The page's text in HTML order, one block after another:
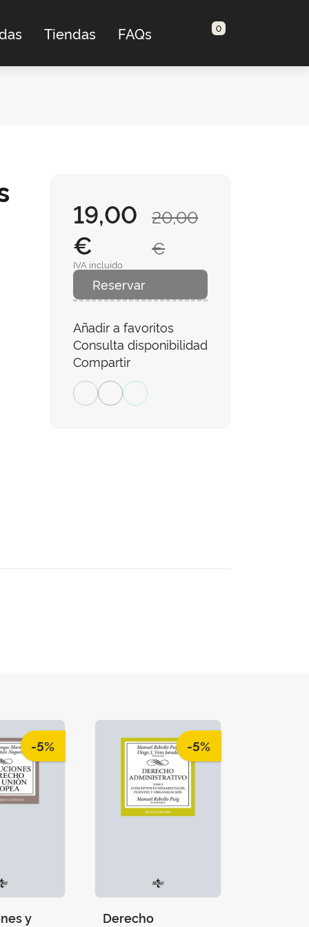
Tiendas FAQs 0
20,00
€
19,00
€
IVA incluido
Reservar
Añadir a favoritos
Consulta disponibilidad
Compartir
-5%
y
-5%
Derecho